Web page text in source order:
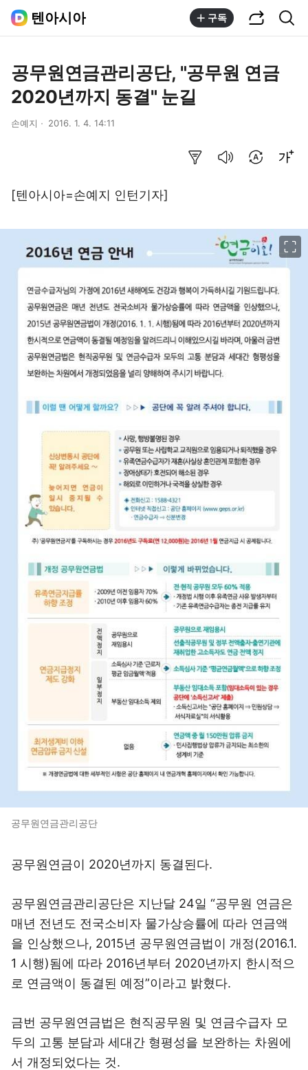
텐아시아 구독
공무원연금관리공단, "공무원 연금
2020년까지 동결" 눈길
손예지 2016. 1. 4. 14:11
[텐아시아=손예지 인턴기자]
공무원연금관리공단
공무원연금이 2020년까지 동결된다.
공무원연금관리공단은 지난달 24일 “공무원 연금은
매년 전년도 전국소비자 물가상승률에 따라 연금액
을 인상했으나, 2015년 공무원연금법이 개정(2016.1.
1 시행)됨에 따라 2016년부터 2020년까지 한시적으
로 연금액이 동결된 예정”이라고 밝혔다.
금번 공무원연금법은 현직공무원 및 연금수급자 모
두의 고통 분담과 세대간 형평성을 보완하는 차원에
서 개정되었다는 것.